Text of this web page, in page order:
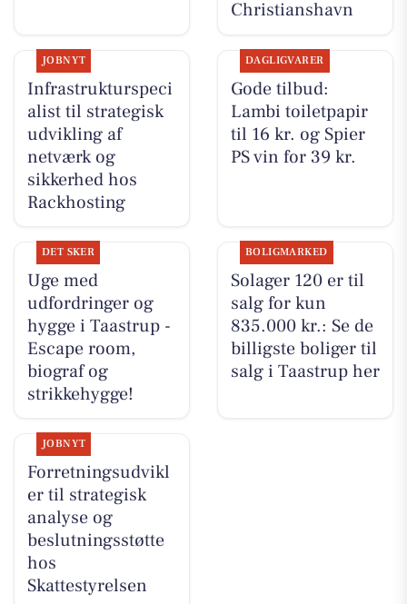
Christianshavn
JOBNYT
Infrastrukturspeci
alist til strategisk
udvikling af
netværk og
sikkerhed hos
Rackhosting
DAGLIGVARER
Gode tilbud:
Lambi toiletpapir
til 16 kr. og Spier
PS vin for 39 kr.
DET SKER
Uge med
udfordringer og
hygge i Taastrup -
Escape room,
biograf og
strikkehygge!
BOLIGMARKED
Solager 120 er til
salg for kun
835.000 kr.: Se de
billigste boliger til
salg i Taastrup her
JOBNYT
Forretningsudvikl
er til strategisk
analyse og
beslutningsstøtte
hos
Skattestyrelsen